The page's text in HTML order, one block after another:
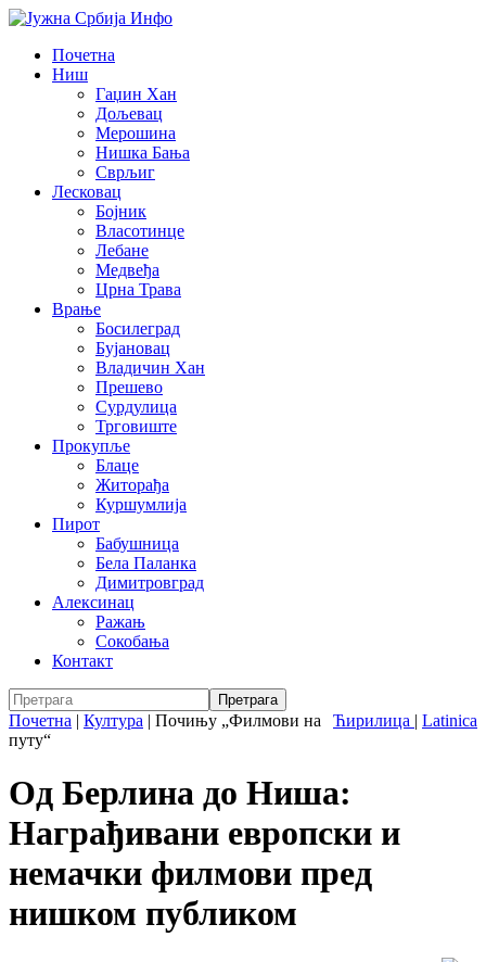
Почетна
Ниш
Гаџин Хан
Дољевац
Мерошина
Нишка Бања
Сврљиг
Лесковац
Бојник
Власотинце
Лебане
Медвеђа
Црна Трава
Врање
Босилеград
Бујановац
Владичин Хан
Прешево
Сурдулица
Трговиште
Прокупље
Блаце
Житорађа
Куршумлија
Пирот
Бабушница
Бела Паланка
Димитровград
Алексинац
Ражањ
Сокобања
Контакт
Ћирилица | Latinica
Почетна | Култура | Почињу „Филмови на
путу“
Од Берлина до Ниша:
Награђивани европски и
немачки филмови пред
нишком публиком